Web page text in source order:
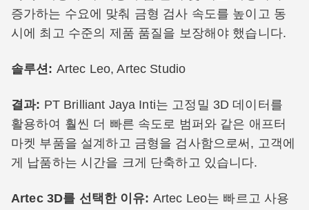
증가하는 수요에 맞춰 금형 검사 속도를 높이고 동
시에 최고 수준의 제품 품질을 보장해야 했습니다.
솔루션: Artec Leo, Artec Studio
결과: PT Brilliant Jaya Inti는 고정밀 3D 데이터를
활용하여 훨씬 더 빠른 속도로 범퍼와 같은 애프터
마켓 부품을 설계하고 금형을 검사함으로써, 고객에
게 납품하는 시간을 크게 단축하고 있습니다.
Artec 3D를 선택한 이유: Artec Leo는 빠르고 사용